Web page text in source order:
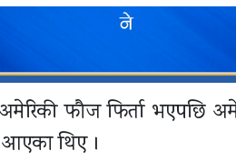
फौज फिर्ता भएपछि
आएका थिए ।